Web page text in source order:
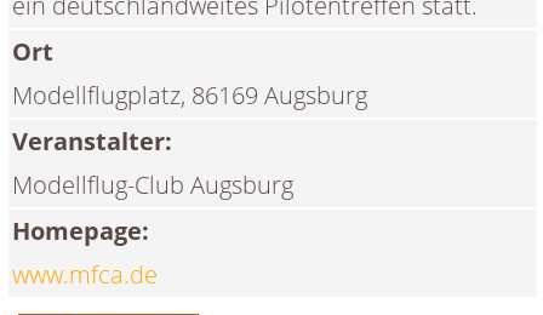
Ort
Modellflugplatz, 86169 Augsburg
Veranstalter:
Modellflug-Club Augsburg
Homepage:
www.mfca.de